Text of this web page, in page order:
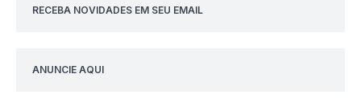
RECEBA NOVIDADES EM SEU EMAIL
ANUNCIE AQUI